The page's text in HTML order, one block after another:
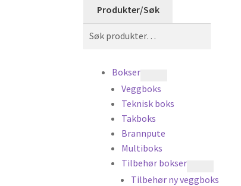
Produkter/Søk
Bokser
Veggboks
Teknisk boks
Takboks
Brannpute
Multiboks
Tilbehør bokser
Tilbehør ny veggboks